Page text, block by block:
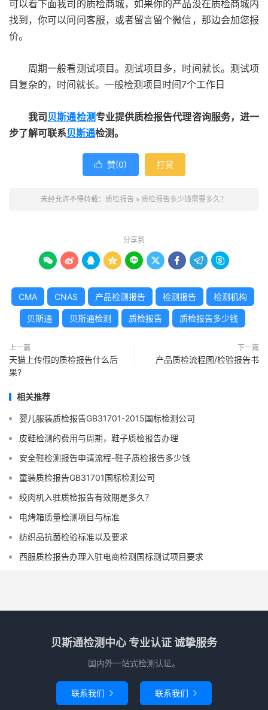
可以看下面我司的质检商城，如果你的产品没在质检商城内
找到，你可以问问客服，或者留言留个微信，那边会加您报
价。
周期一般看测试项目。测试项目多，时间就长。测试项
目复杂的，时间就长。一般检测项目时间7个工作日
我司 贝斯通检测专业提供质检报告代理咨询服务，进一
步了解可联系贝斯通检测。
 赞(0) 打赏
未经允许不得转载： 质检报告 » 质检报告多少钱需要多久？
分享到
        
CMA CNAS 产品检测报告 检测报告 检测机构
贝斯通 贝斯通检测 质检报告 质检报告多少钱
上一篇
天猫上传假的质检报告什么后
果?
下一篇
产品质检流程图/检验报告书
相关推荐
婴儿服装质检报告GB31701-2015国标检测公司
皮鞋检测的费用与周期，鞋子质检报告办理
安全鞋检测报告申请流程-鞋子质检报告多少钱
童装质检报告GB31701国标检测公司
绞肉机入驻质检报告有效期是多久？
电烤箱质量检测项目与标准
纺织品抗菌检验标准以及要求
西服质检报告办理入驻电商检测国标测试项目要求
贝斯通检测中心 专业认证 诚挚服务
国内外一站式检测认证。
联系我们  联系我们 